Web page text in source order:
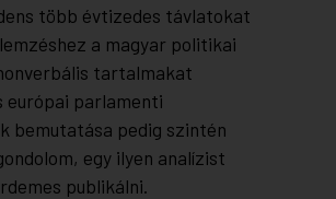
több évtizedes távlatokat
a magyar politikai
nonverbális tartalmakat
európai parlamenti
bemutatása pedig szintén
egy ilyen analízist
publikálni.